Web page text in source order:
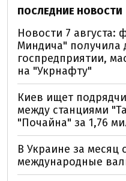
ПОСЛЕДНИЕ НОВОСТИ
Новости 7 августа:
Миндича" получила
госпредприятии,
на "Укрнафту"
Киев ищет
между станциями
"Почайна" за 1,76
В Украине за месяц
международные